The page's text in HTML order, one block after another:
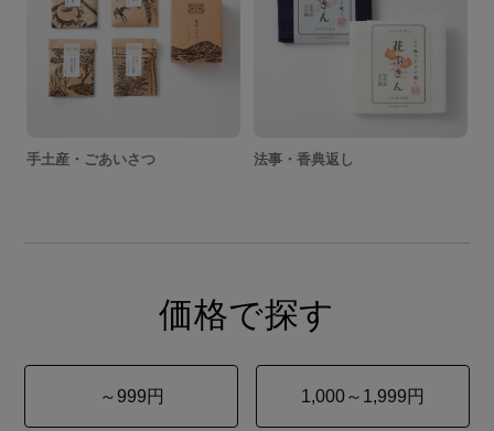
手土産・ごあいさつ 法事・香典返し
価格で探す
～999円 1,000～1,999円